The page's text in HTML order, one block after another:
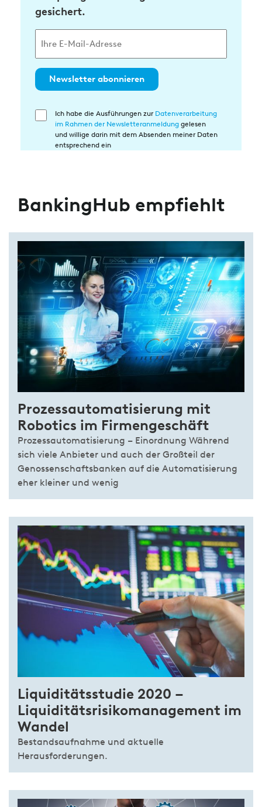
gesichert.
Newsletter abonnieren
Einwilligung
Ich habe die Ausführungen zur Datenverarbeitung
im Rahmen der Newsletteranmeldung gelesen
und willige darin mit dem Absenden meiner Daten
entsprechend ein
BankingHub empfiehlt
Prozessautomatisierung mit
Robotics im Firmengeschäft
Prozessautomatisierung – Einordnung Während
sich viele Anbieter und auch der Großteil der
Genossenschaftsbanken auf die Automatisierung
eher kleiner und wenig
Liquiditätsstudie 2020 –
Liquiditätsrisikomanagement im
Wandel
Bestandsaufnahme und aktuelle
Herausforderungen.